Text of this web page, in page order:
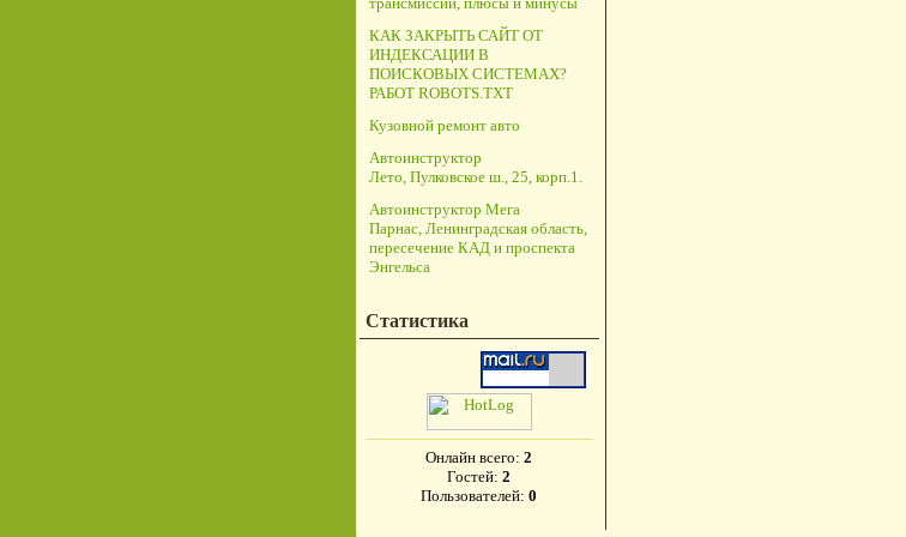
КАК ЗАКРЫТЬ САЙТ ОТ
ИНДЕКСАЦИИ В
ПОИСКОВЫХ СИСТЕМАХ?
РАБОТ ROBOTS.TXT
Кузовной ремонт авто
Автоинструктор
Лето, Пулковское ш., 25, корп.1.
Автоинструктор Мега
Парнас, Ленинградская область,
пересечение КАД и проспекта
Энгельса
Статистика
Онлайн всего: 2
Гостей: 2
Пользователей: 0